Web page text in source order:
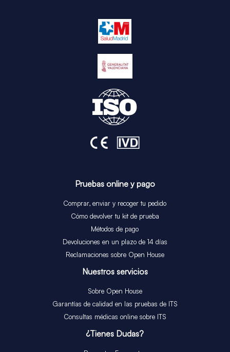
Pruebas online y pago
Comprar, enviar y recoger tu pedido
Cómo devolver tu kit de prueba
Métodos de pago
Devoluciones en un plazo de 14 días
Reclamaciones sobre Open House
Nuestros servicios​
Sobre Open House
Garantías de calidad en las pruebas de ITS
Consultas médicas online sobre ITS
¿Tienes Dudas?